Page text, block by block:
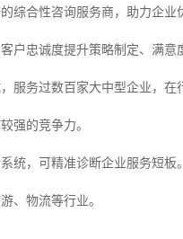
综合性咨询服务商，助力企业
户忠诚度提升策略制定、满意
服务过数百家大中型企业，在
强的竞争力。
统，可精准诊断企业服务短板。
、物流等行业。